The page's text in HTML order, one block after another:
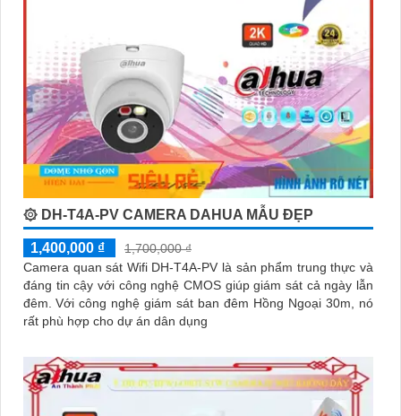
۞ DH-T4A-PV CAMERA DAHUA MẪU ĐẸP
1,400,000 ₫
1,700,000 ₫
Camera quan sát Wifi DH-T4A-PV là sản phẩm trung thực và
đáng tin cậy với công nghệ CMOS giúp giám sát cả ngày lẫn
đêm. Với công nghệ giám sát ban đêm Hồng Ngoại 30m, nó
rất phù hợp cho dự án dân dụng